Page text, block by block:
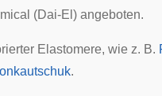
(Dai-El) angeboten.
Elastomere, wie z. B.
.